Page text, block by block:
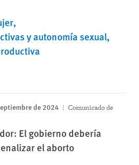
y autonomía sexual
de 2024
Comunicado de
El gobierno debería
el aborto